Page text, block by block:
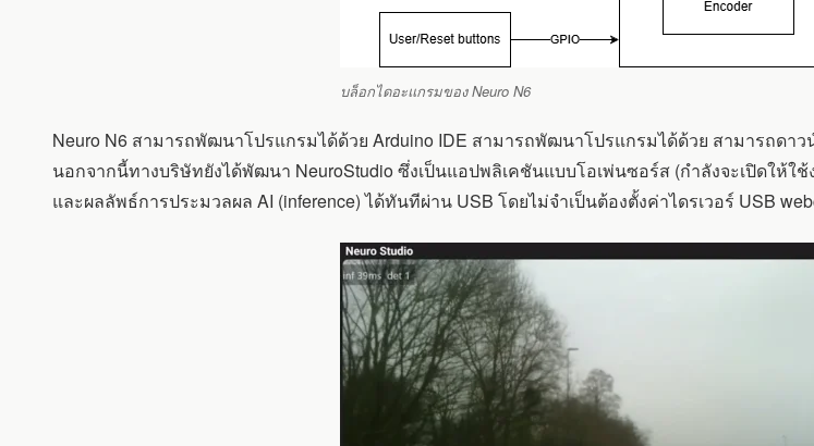
บล็อกไดอะแกรมของ Neuro N6
Neuro N6 สามารถพัฒนาโปรแกรมได้ด้วย Arduino IDE สามารถพัฒนาโปรแกรมได้ด้วย สามารถดาว
นอกจากนี้ทางบริษัทยังได้พัฒนา NeuroStudio ซึ่งเป็นแอปพลิเคชันแบบโอเพ่นซอร์ส (กำลังจะเปิดให้
และผลลัพธ์การประมวลผล AI (inference) ได้ทันทีผ่าน USB โดยไม่จำเป็นต้องตั้งค่าไดรเวอร์ USB